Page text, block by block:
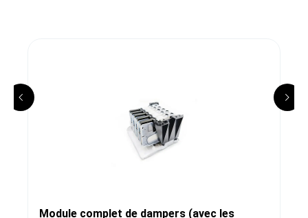
Module complet de dampers (avec les